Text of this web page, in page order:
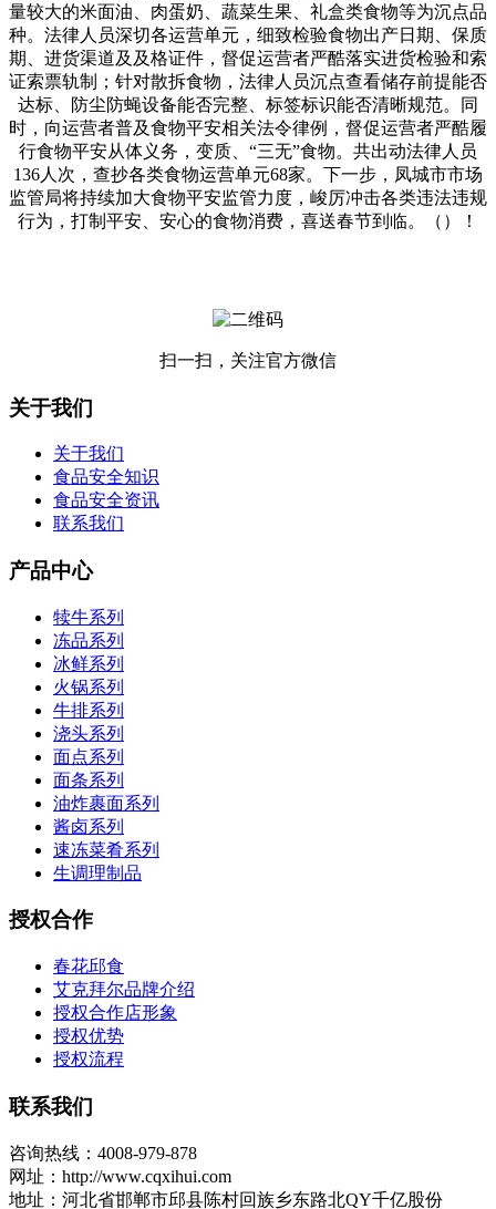
量较大的米面油、肉蛋奶、蔬菜生果、礼盒类食物等为沉点品
种。法律人员深切各运营单元，细致检验食物出产日期、保质
期、进货渠道及及格证件，督促运营者严酷落实进货检验和索
证索票轨制；针对散拆食物，法律人员沉点查看储存前提能否
达标、防尘防蝇设备能否完整、标签标识能否清晰规范。同
时，向运营者普及食物平安相关法令律例，督促运营者严酷履
行食物平安从体义务，变质、“三无”食物。共出动法律人员
136人次，查抄各类食物运营单元68家。下一步，凤城市市场
监管局将持续加大食物平安监管力度，峻厉冲击各类违法违规
行为，打制平安、安心的食物消费，喜送春节到临。（）！
扫一扫，关注官方微信
关于我们
关于我们
食品安全知识
食品安全资讯
联系我们
产品中心
犊牛系列
冻品系列
冰鲜系列
火锅系列
牛排系列
浇头系列
面点系列
面条系列
油炸裹面系列
酱卤系列
速冻菜肴系列
生调理制品
授权合作
春花邱食
艾克拜尔品牌介绍
授权合作店形象
授权优势
授权流程
联系我们
咨询热线：4008-979-878
网址：http://www.cqxihui.com
地址：河北省邯郸市邱县陈村回族乡东路北QY千亿股份